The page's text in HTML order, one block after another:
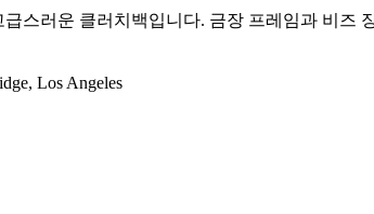
스러운 클러치백입니다. 금장 프레임과 비즈
Los Angeles